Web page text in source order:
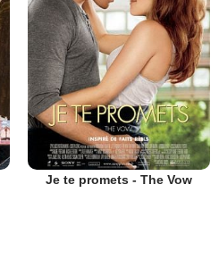
Je te promets - The Vow